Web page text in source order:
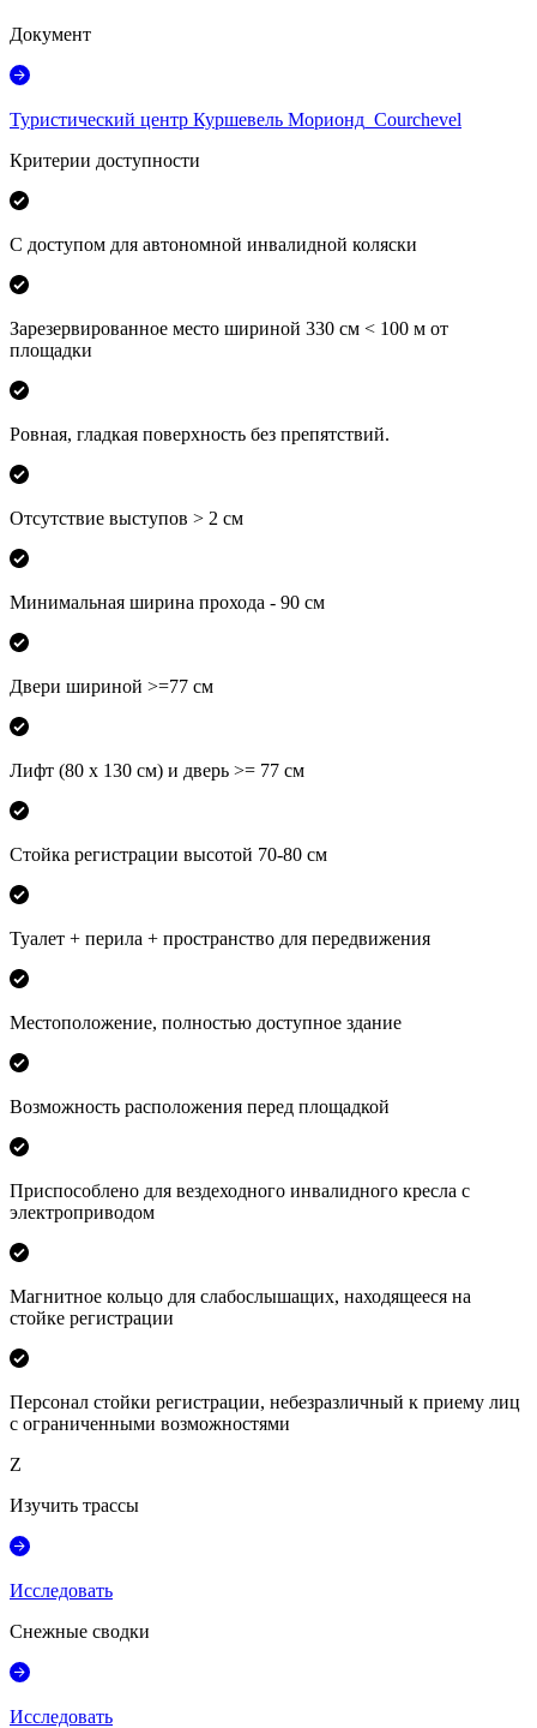
Документ
Туристический центр Куршевель Морионд_Courchevel
Критерии доступности
С доступом для автономной инвалидной коляски
Зарезервированное место шириной 330 см < 100 м от
площадки
Ровная, гладкая поверхность без препятствий.
Отсутствие выступов > 2 см
Минимальная ширина прохода - 90 см
Двери шириной >=77 см
Лифт (80 х 130 см) и дверь >= 77 см
Стойка регистрации высотой 70-80 см
Туалет + перила + пространство для передвижения
Местоположение, полностью доступное здание
Возможность расположения перед площадкой
Приспособлено для вездеходного инвалидного кресла с
электроприводом
Магнитное кольцо для слабослышащих, находящееся на
стойке регистрации
Персонал стойки регистрации, небезразличный к приему лиц
с ограниченными возможностями
Z
Изучить трассы
Исследовать
Снежные сводки
Исследовать